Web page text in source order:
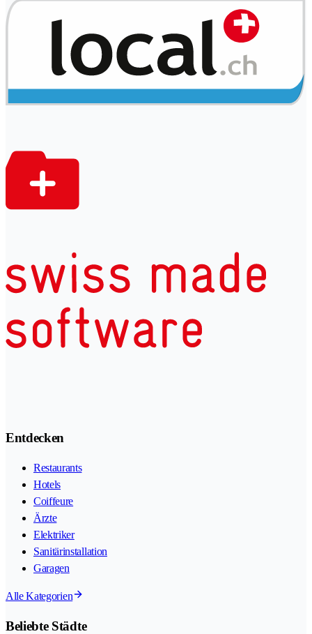
Entdecken
Restaurants
Hotels
Coiffeure
Ärzte
Elektriker
Sanitärinstallation
Garagen
Alle Kategorien
Beliebte Städte